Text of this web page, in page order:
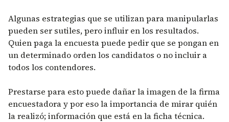
Algunas estrategias que se utilizan para manipularlas
pueden ser sutiles, pero influir en los resultados.
Quien paga la encuesta puede pedir que se pongan en
un determinado orden los candidatos o no incluir a
todos los contendores.
Prestarse para esto puede dañar la imagen de la firma
encuestadora y por eso la importancia de mirar quién
la realizó; información que está en la ficha técnica.